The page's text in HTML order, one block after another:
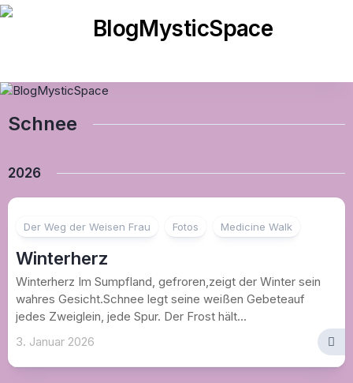
Skip
Schnee
2026
Der Weg der Weisen Frau Fotos Medicine Walk
Winterherz
Winterherz Im Sumpfland, gefroren,zeigt der Winter sein
wahres Gesicht.Schnee legt seine weißen Gebeteauf
jedes Zweiglein, jede Spur. Der Frost hält...
3. Januar 2026